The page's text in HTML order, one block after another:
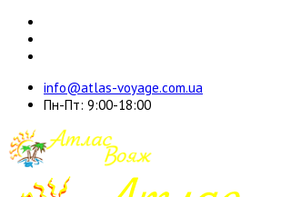
info@atlas-voyage.com.ua
Пн-Пт: 9:00-18:00